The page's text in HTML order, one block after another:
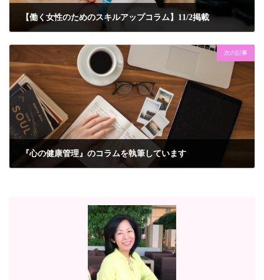
【働く女性のためのスキルアップコラム】11/2掲載
次の記事
『心の健康管理』のコラムを執筆しています